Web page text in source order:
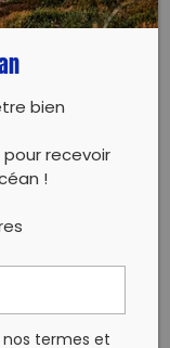
Twitter
bien
recevoir
!
termes et